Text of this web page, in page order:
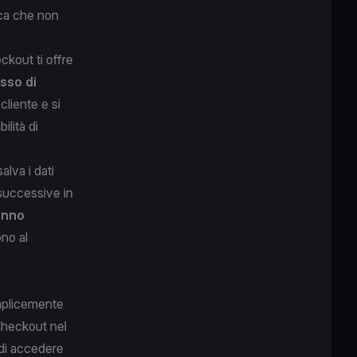
che non
ti offre
di
e si
di
i dati
in
al
nel
accedere